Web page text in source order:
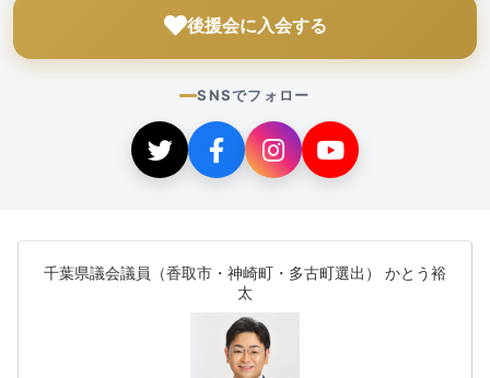
後援会に入会する
SNSでフォロー
千葉県議会議員（香取市・神崎町・多古町選出） かとう裕
太